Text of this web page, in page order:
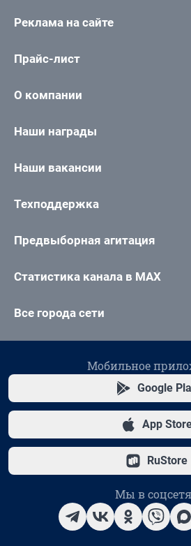
Реклама на сайте
Прайс-лист
О компании
Наши награды
Наши вакансии
Техподдержка
Предвыборная агитация
Статистика канала в MAX
Все города сети
Мобильное
Google
App
RuStore
Мы в